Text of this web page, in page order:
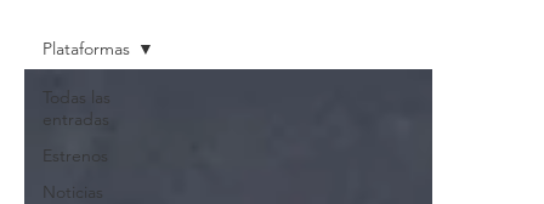
Todas las
entradas
Estrenos
Noticias
Plataformas